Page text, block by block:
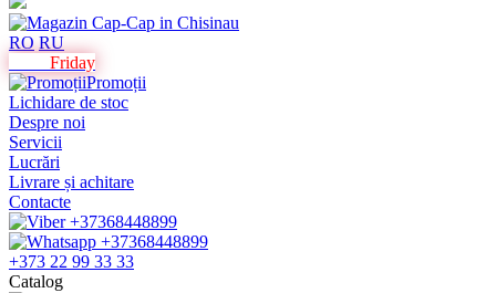
RO RU
Friday
Promoții
Lichidare de stoc
Despre noi
Servicii
Lucrări
Livrare și achitare
Contacte
+373 22 99 33 33
Catalog